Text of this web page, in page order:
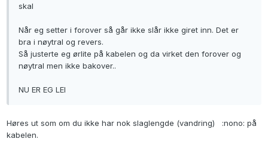
skal
Når eg setter i forover så går ikke slår ikke giret inn. Det er
bra i nøytral og revers.
Så justerte eg ørlite på kabelen og da virket den forover og
nøytral men ikke bakover..
NU ER EG LEI
Høres ut som om du ikke har nok slaglengde (vandring) :nono: på
kabelen.